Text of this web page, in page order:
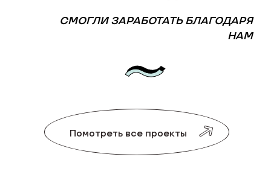
СМОГЛИ ЗАРАБОТАТЬ БЛАГОДАРЯ
НАМ
Помотреть все проекты